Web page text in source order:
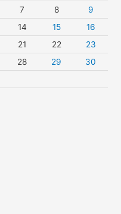
7 8
9
14 15
16
21 22
23
28 29
30